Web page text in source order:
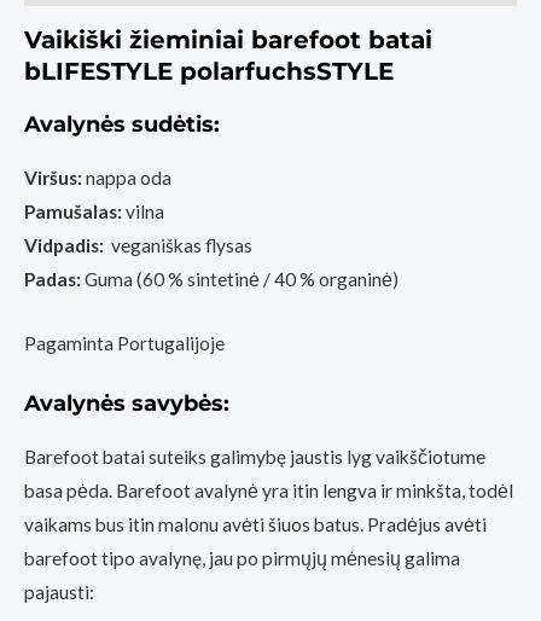
Barefoot
fizinė
Kaunas)
Vaikiški žieminiai barefoot batai
bLIFESTYLE polarfuchsSTYLE
Avalynės sudėtis:
Viršus: nappa oda
Pamušalas: vilna
Vidpadis: veganiškas flysas
Padas: Guma (60 % sintetinė / 40 % organinė)
Pagaminta Portugalijoje
Avalynės savybės:
Barefoot batai suteiks galimybę jaustis lyg vaikščiotume
basa pėda. Barefoot avalynė yra itin lengva ir minkšta, todėl
vaikams bus itin malonu avėti šiuos batus. Pradėjus avėti
barefoot tipo avalynę, jau po pirmųjų mėnesių galima
pajausti: